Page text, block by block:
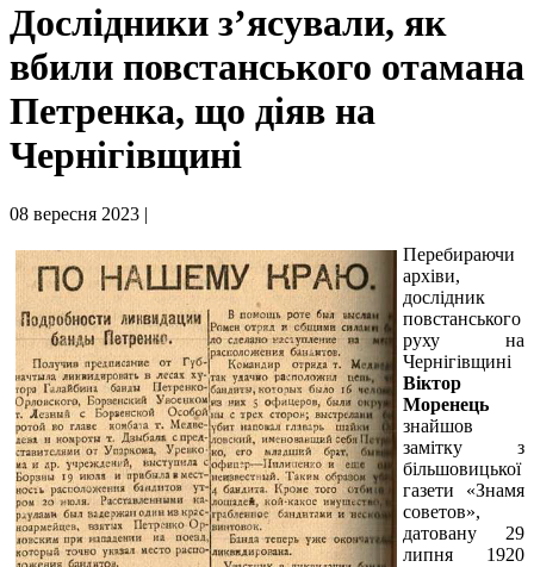
Дослідники з’ясували, як
вбили повстанського отамана
Петренка, що діяв на
Чернігівщині
08 вересня 2023 |
Перебираючи
архіви,
дослідник
повстанського
руху на
Чернігівщині
Віктор
Моренець
знайшов
замітку з
більшовицької
газети «Знамя
советов»,
датовану 29
липня 1920